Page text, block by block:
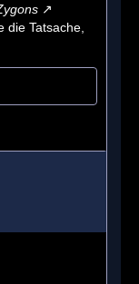
die Tatsache,